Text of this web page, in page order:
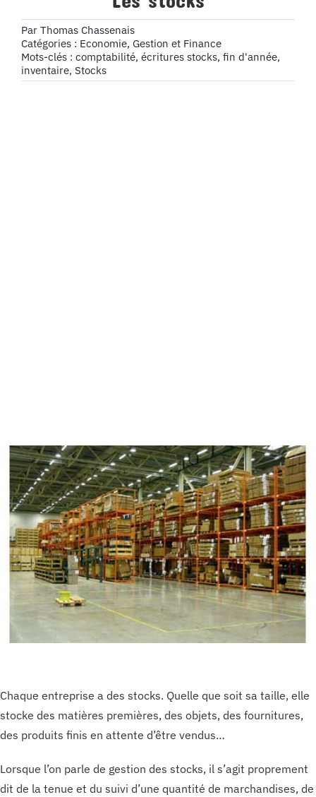
Par Thomas Chassenais
Catégories : Economie, Gestion et Finance
Mots-clés : comptabilité, écritures stocks, fin d'année,
inventaire, Stocks
Chaque entreprise a des stocks. Quelle que soit sa taille, elle
stocke des matières premières, des objets, des fournitures,
des produits finis en attente d’être vendus…
Lorsque l’on parle de gestion des stocks, il s’agit proprement
dit de la tenue et du suivi d’une quantité de marchandises, de